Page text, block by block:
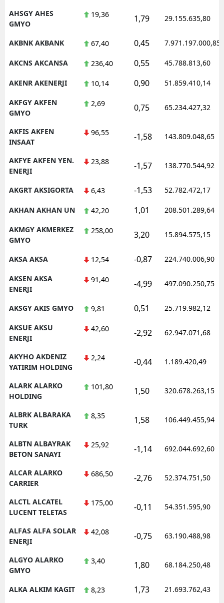
AHSGY AHES
GMYO
19,36 1,79 29.155.635,80
AKBNK AKBANK 67,40 0,45 7.971.197.000,85
AKCNS AKCANSA 236,40 0,55 45.788.813,60
AKENR AKENERJI 10,14 0,90 51.859.410,14
AKFGY AKFEN
GMYO
2,69 0,75 65.234.427,32
AKFIS AKFEN
INSAAT
96,55 -1,58 143.809.048,65
AKFYE AKFEN YEN.
ENERJI
23,88 -1,57 138.770.544,92
AKGRT AKSIGORTA 6,43 -1,53 52.782.472,17
AKHAN AKHAN UN 42,20 1,01 208.501.289,64
AKMGY AKMERKEZ
GMYO
258,00 3,20 15.894.575,15
AKSA AKSA 12,54 -0,87 224.740.006,90
AKSEN AKSA
ENERJI
91,40 -4,99 497.090.250,75
AKSGY AKIS GMYO 9,81 0,51 25.719.982,12
AKSUE AKSU
ENERJI
42,60 -2,92 62.947.071,68
AKYHO AKDENIZ
YATIRIM HOLDING
2,24 -0,44 1.189.420,49
ALARK ALARKO
HOLDING
101,80 1,50 320.678.263,15
ALBRK ALBARAKA
TURK
8,35 1,58 106.449.455,94
ALBTN ALBAYRAK
BETON SANAYI
25,92 -1,14 692.044.692,60
ALCAR ALARKO
CARRIER
686,50 -2,76 52.374.751,50
ALCTL ALCATEL
LUCENT TELETAS
175,00 -0,11 54.351.595,90
ALFAS ALFA SOLAR
ENERJI
42,08 -0,75 63.190.488,98
ALGYO ALARKO
GMYO
3,40 1,80 68.184.250,48
ALKA ALKIM KAGIT 8,23 1,73 21.693.762,43